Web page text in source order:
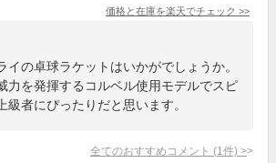
価格と在庫を楽天でチェック >>
イの卓球ラケットはいかがでしょうか。
力を発揮するコルベル使用モデルでスピ
級者にぴったりだと思います。
全てのおすすめコメント (1 件) >